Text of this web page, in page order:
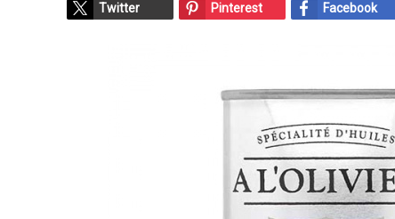
Twitter Pinterest Facebook